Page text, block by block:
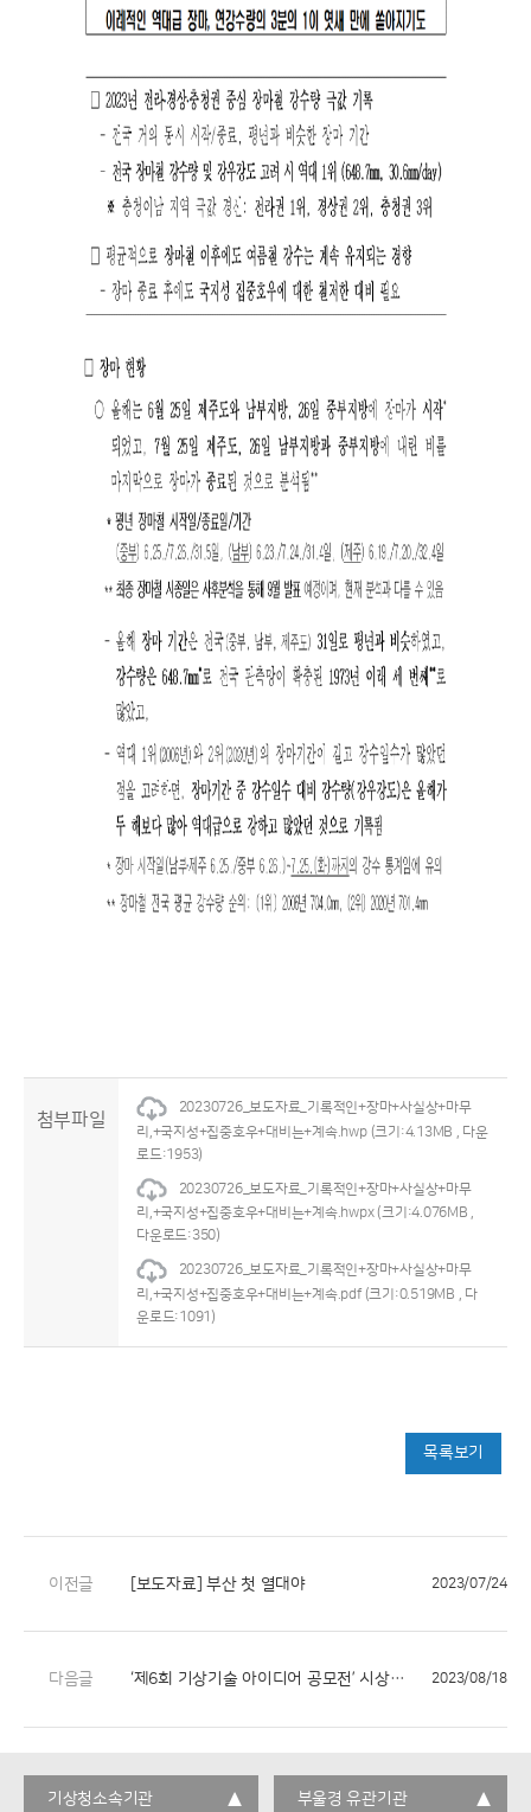
첨부파일
20230726_보도자료_기록적인+장마+사실상+마무
리,+국지성+집중호우+대비는+계속.hwp (크기:4.13MB , 다운
로드:1953)
20230726_보도자료_기록적인+장마+사실상+마무
리,+국지성+집중호우+대비는+계속.hwpx (크기:4.076MB ,
다운로드:350)
20230726_보도자료_기록적인+장마+사실상+마무
리,+국지성+집중호우+대비는+계속.pdf (크기:0.519MB , 다
운로드:1091)
목록보기
이전글 [보도자료] 부산 첫 열대야 2023/07/24
다음글 ‘제6회 기상기술 아이디어 공모전’ 시상식 개최 2023/08/18
기상청소속기관 부울경 유관기관